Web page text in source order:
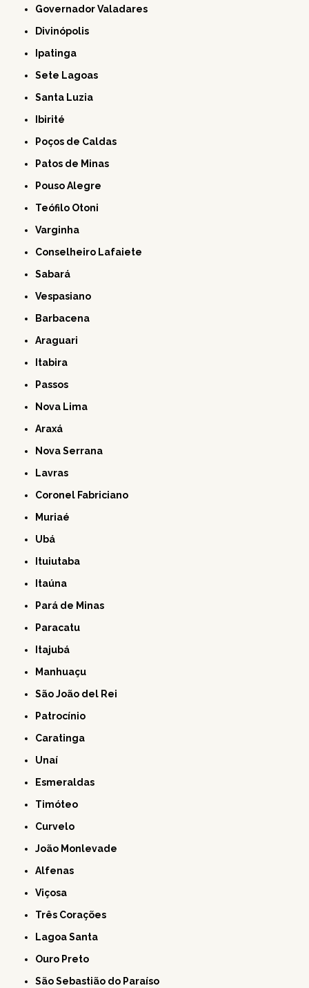
Governador Valadares
Divinópolis
Ipatinga
Sete Lagoas
Santa Luzia
Ibirité
Poços de Caldas
Patos de Minas
Pouso Alegre
Teófilo Otoni
Varginha
Conselheiro Lafaiete
Sabará
Vespasiano
Barbacena
Araguari
Itabira
Passos
Nova Lima
Araxá
Nova Serrana
Lavras
Coronel Fabriciano
Muriaé
Ubá
Ituiutaba
Itaúna
Pará de Minas
Paracatu
Itajubá
Manhuaçu
São João del Rei
Patrocínio
Caratinga
Unaí
Esmeraldas
Timóteo
Curvelo
João Monlevade
Alfenas
Viçosa
Três Corações
Lagoa Santa
Ouro Preto
São Sebastião do Paraíso